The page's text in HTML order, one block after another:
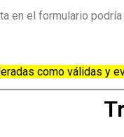
en el formulario podría
como válidas y